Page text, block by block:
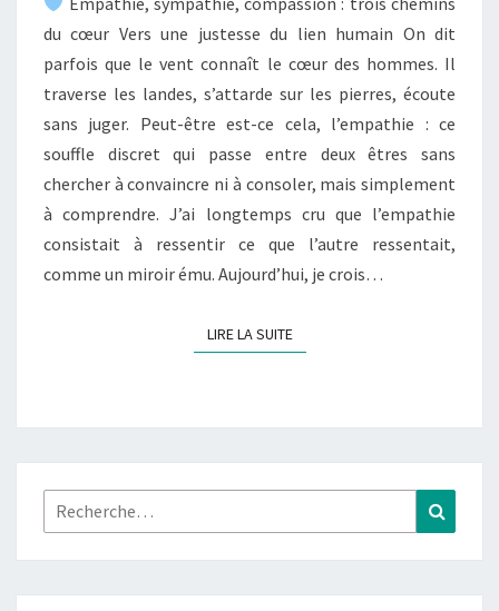
LA
JUSTESSE
DU
CŒUR
du cœur Vers une justesse du lien humain On dit
parfois que le vent connaît le cœur des hommes. Il
traverse les landes, s’attarde sur les pierres, écoute
sans juger. Peut-être est-ce cela, l’empathie : ce
souffle discret qui passe entre deux êtres sans
chercher à convaincre ni à consoler, mais simplement
à comprendre. J’ai longtemps cru que l’empathie
consistait à ressentir ce que l’autre ressentait,
comme un miroir ému. Aujourd’hui, je crois…
LIRE LA SUITELIRE LA SUITE
Rechercher :